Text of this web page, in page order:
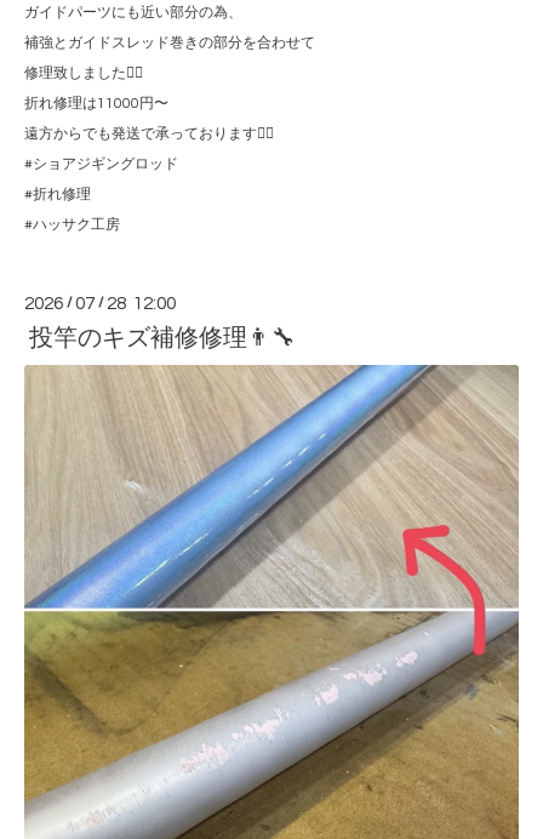
ガイドパーツにも近い部分の為、
補強とガイドスレッド巻きの部分を合わせて
修理致しました🙆‍♂️
折れ修理は11000円〜
遠方からでも発送で承っております🙇‍♂️
#ショアジギングロッド
#折れ修理
#ハッサク工房
2026 /07 / 28 12:00
投竿のキズ補修修理👨‍🔧